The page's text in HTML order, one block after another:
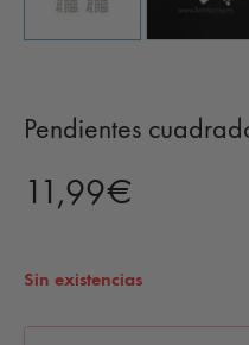
Pendientes
11,99€
Sin existencias